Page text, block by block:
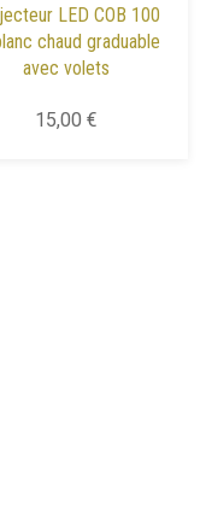
LED COB 100
chaud graduable
avec volets
15,00 €